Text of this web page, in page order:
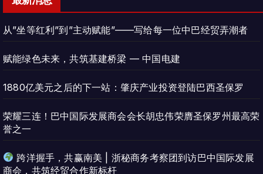
从”坐等红利”到”主动赋能”——写给每一位中巴经贸弄潮者
赋能绿色未来，共筑基建桥梁 — 中国电建
1880亿美元之后的下一站：肇庆产业投资登陆巴西圣保罗
荣耀三连！巴中国际发展商会会长胡忠伟荣膺圣保罗州最高荣
誉之一
跨洋握手，共赢南美 | 浙秘商务考察团到访巴中国际发展
商会，共筑经贸合作新标杆